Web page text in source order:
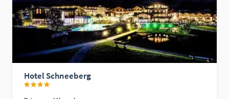
Hotel Schneeberg